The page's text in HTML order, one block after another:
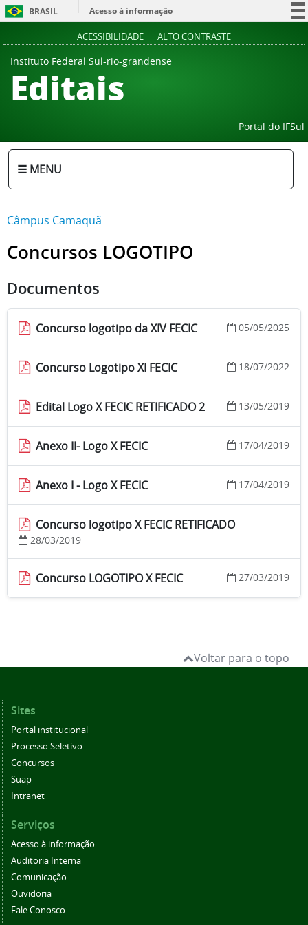
BRASIL
Acesso à informação
ACESSIBILIDADE ALTO CONTRASTE
Instituto Federal Sul-rio-grandense
Editais
Portal do IFSul
☰ MENU
Câmpus Camaquã
Concursos LOGOTIPO
Documentos
Concurso logotipo da XIV FECIC 05/05/2025
Concurso Logotipo XI FECIC 18/07/2022
Edital Logo X FECIC RETIFICADO 2 13/05/2019
Anexo II- Logo X FECIC 17/04/2019
Anexo I - Logo X FECIC 17/04/2019
Concurso logotipo X FECIC RETIFICADO
28/03/2019
Concurso LOGOTIPO X FECIC 27/03/2019
Voltar para o topo
Sites
Portal institucional
Processo Seletivo
Concursos
Suap
Intranet
Serviços
Acesso à informação
Auditoria Interna
Comunicação
Ouvidoria
Fale Conosco